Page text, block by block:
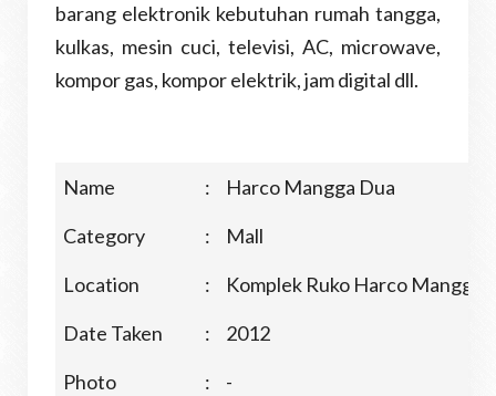
barang elektronik kebutuhan rumah tangga,
kulkas, mesin cuci, televisi, AC, microwave,
kompor gas, kompor elektrik, jam digital dll.
Name :
Harco Mangga Dua
Category
:
Mall
Location
:
Komplek Ruko Harco Mangga
Date Taken
:
2012
Photo
: -